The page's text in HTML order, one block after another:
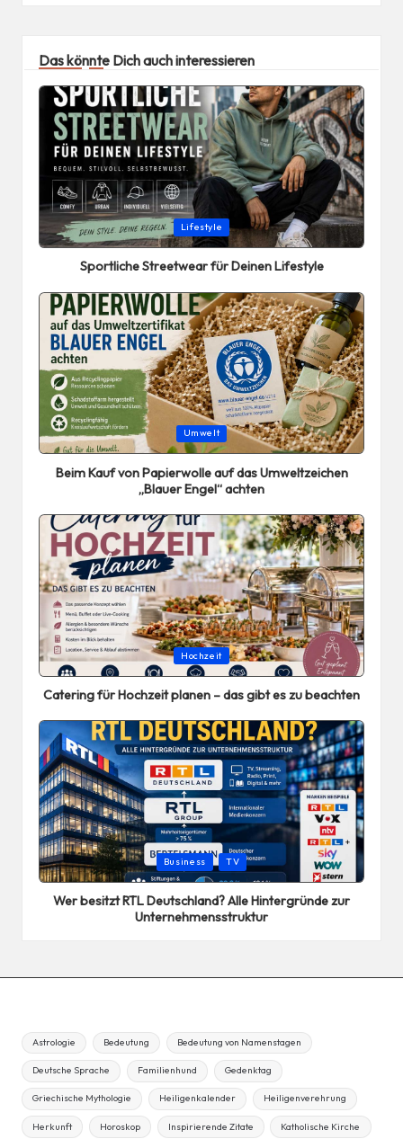
Das könnte Dich auch interessieren
Posted
in
Lifestyle
Sportliche Streetwear für Deinen Lifestyle
Posted
in
Umwelt
Beim Kauf von Papierwolle auf das Umweltzeichen
„Blauer Engel“ achten
Posted
in
Hochzeit
Catering für Hochzeit planen – das gibt es zu beachten
Posted
in
Business TV
Wer besitzt RTL Deutschland? Alle Hintergründe zur
Unternehmensstruktur
Astrologie Bedeutung Bedeutung von Namenstagen
Deutsche Sprache Familienhund Gedenktag
Griechische Mythologie Heiligenkalender Heiligenverehrung
Herkunft Horoskop Inspirierende Zitate Katholische Kirche